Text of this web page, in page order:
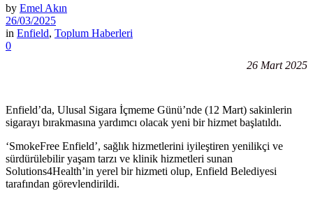
by Emel Akın
26/03/2025
in Enfield, Toplum Haberleri
0
26 Mart 2025
Enfield’da, Ulusal Sigara İçmeme Günü’nde (12 Mart) sakinlerin
sigarayı bırakmasına yardımcı olacak yeni bir hizmet başlatıldı.
‘SmokeFree Enfield’, sağlık hizmetlerini iyileştiren yenilikçi ve
sürdürülebilir yaşam tarzı ve klinik hizmetleri sunan
Solutions4Health’in yerel bir hizmeti olup, Enfield Belediyesi
tarafından görevlendirildi.